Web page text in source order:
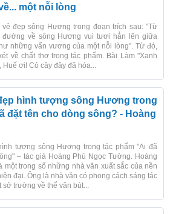
một nỗi lòng
đẹp sông Hương trong đoạn trích sau: "Từ
đường về sông Hương vui tươi hẳn lên giữa
những vấn vương của một nỗi lòng". Từ đó,
về chất thơ trong tác phẩm. Bài Làm "Xanh
ơi! Cỏ cây đây đã hóa...
hình tượng sông Hương trong
đặt tên cho dòng sông? - Hoàng
tượng sông Hương trong tác phẩm "Ai đã
– tác giả Hoàng Phủ Ngọc Tường. Hoàng
một trong số những nhà văn xuất sắc của nền
đại. Ông là nhà văn có phong cách sáng tác
trường về thể văn bút...